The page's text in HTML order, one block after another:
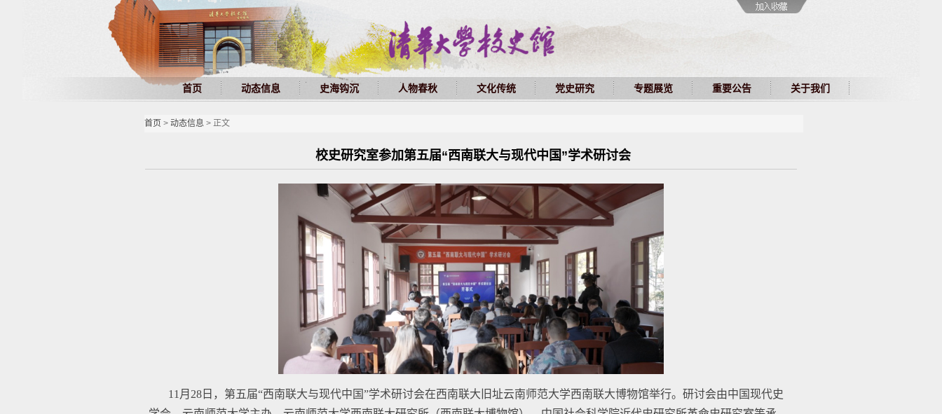
首页 动态信息 史海钩沉 人物春秋 文化传统 党史研究 专题展览 重要公告 关于我们
首页 > 动态信息> 正文
校史研究室参加第五届“西南联大与现代中国”学术研讨会
11月28日，第五届“西南联大与现代中国”学术研讨会在西南联大旧址云南师范大学西南联大博物馆举行。研讨会由中国现代史